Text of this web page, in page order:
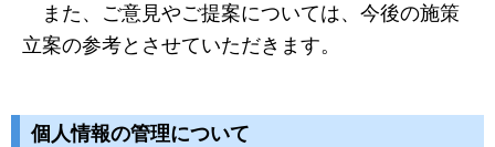
また、ご意見やご提案については、今後の施策
立案の参考とさせていただきます。
個人情報の管理について